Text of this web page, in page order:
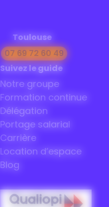
Toulouse
07 69 72 60 49
Suivez le guide
Notre groupe
Formation continue
Délégation
Portage salarial
Carrière
Location d’espace
Blog